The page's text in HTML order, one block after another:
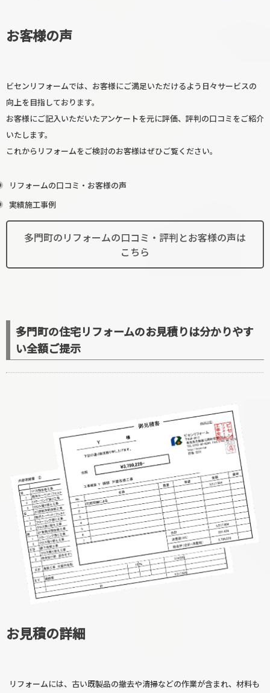
お客様の声
ビセンリフォームでは、お客様にご満足いただけるよう日々サービスの
向上を目指しております。
お客様にご記入いただいたアンケートを元に評価、評判の口コミをご紹介
いたします。
これからリフォームをご検討のお客様はぜひご覧ください。
リフォームの口コミ・お客様の声
実績施工事例
多門町のリフォームの口コミ・評判とお客様の声は
こちら
多門町の住宅リフォームのお見積りは分かりやす
い全額ご提示
お見積の詳細
リフォームには、古い既製品の撤去や清掃などの作業が含まれ、材料も